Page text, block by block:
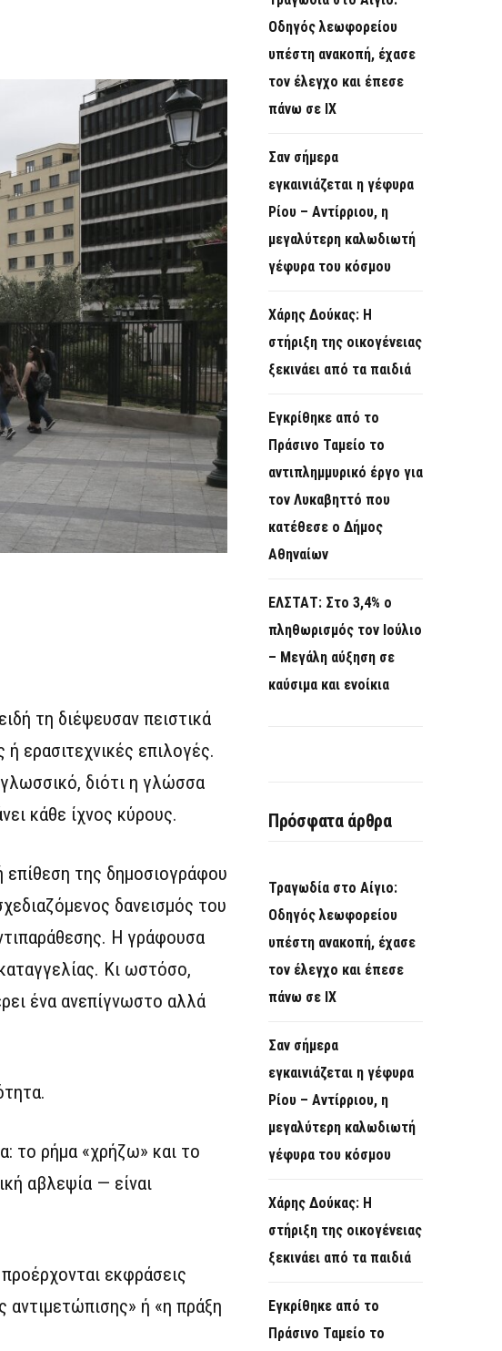
τη διέψευσαν πειστικά
ερασιτεχνικές επιλογές.
γλωσσικό, διότι η γλώσσα
κάθε ίχνος κύρους.
της δημοσιογράφου
δανεισμός του
Η γράφουσα
Κι ωστόσο,
ένα ανεπίγνωστο αλλά
το ρήμα «χρήζω» και το
αβλεψία — είναι
εκφράσεις
αντιμετώπισης» ή «η πράξη
Οδηγός λεωφορείου
υπέστη ανακοπή, έχασε
τον έλεγχο και έπεσε
πάνω σε ΙΧ
Σαν σήμερα
εγκαινιάζεται η γέφυρα
Ρίου – Αντίρριου, η
μεγαλύτερη καλωδιωτή
γέφυρα του κόσμου
Χάρης Δούκας: Η
στήριξη της οικογένειας
ξεκινάει από τα παιδιά
Εγκρίθηκε από το
Πράσινο Ταμείο το
αντιπλημμυρικό έργο για
τον Λυκαβηττό που
κατέθεσε ο Δήμος
Αθηναίων
ΕΛΣΤΑΤ: Στο 3,4% ο
πληθωρισμός τον Ιούλιο
– Μεγάλη αύξηση σε
καύσιμα και ενοίκια
Πρόσφατα άρθρα
Τραγωδία στο Αίγιο:
Οδηγός λεωφορείου
υπέστη ανακοπή, έχασε
τον έλεγχο και έπεσε
πάνω σε ΙΧ
Σαν σήμερα
εγκαινιάζεται η γέφυρα
Ρίου – Αντίρριου, η
μεγαλύτερη καλωδιωτή
γέφυρα του κόσμου
Χάρης Δούκας: Η
στήριξη της οικογένειας
ξεκινάει από τα παιδιά
Εγκρίθηκε από το
Πράσινο Ταμείο το